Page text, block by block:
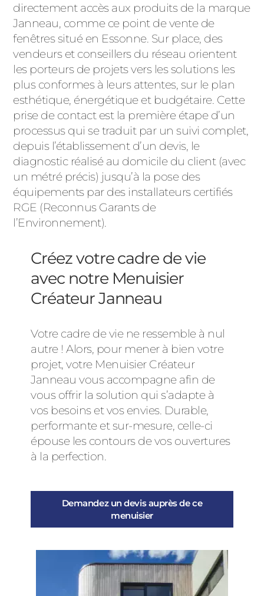
directement accès aux produits de la marque
Janneau, comme ce point de vente de
fenêtres situé en Essonne. Sur place, des
vendeurs et conseillers du réseau orientent
les porteurs de projets vers les solutions les
plus conformes à leurs attentes, sur le plan
esthétique, énergétique et budgétaire. Cette
prise de contact est la première étape d’un
processus qui se traduit par un suivi complet,
depuis l’établissement d’un devis, le
diagnostic réalisé au domicile du client (avec
un métré précis) jusqu’à la pose des
équipements par des installateurs certifiés
RGE (Reconnus Garants de
l’Environnement).
Créez votre cadre de vie
avec notre Menuisier
Créateur Janneau
Votre cadre de vie ne ressemble à nul
autre ! Alors, pour mener à bien votre
projet, votre Menuisier Créateur
Janneau vous accompagne afin de
vous offrir la solution qui s’adapte à
vos besoins et vos envies. Durable,
performante et sur-mesure, celle-ci
épouse les contours de vos ouvertures
à la perfection.
Demandez un devis auprès de ce
menuisier